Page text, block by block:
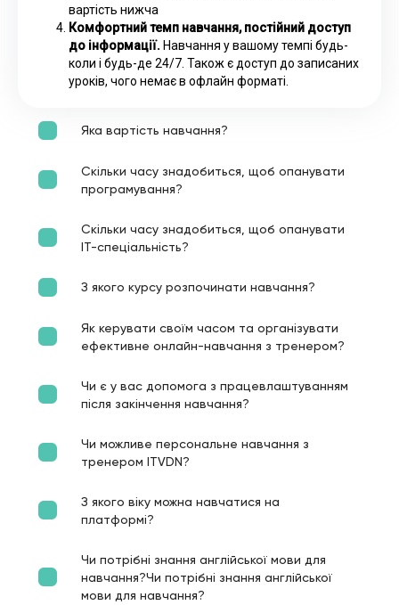
вартість нижча
Комфортний темп навчання, постійний доступ
до інформації. Навчання у вашому темпі будь-
коли і будь-де 24/7. Також є доступ до записаних
уроків, чого немає в офлайн форматі.
Яка вартість навчання?
Скільки часу знадобиться, щоб опанувати
програмування?
Скільки часу знадобиться, щоб опанувати
ІТ-спеціальність?
З якого курсу розпочинати навчання?
Як керувати своїм часом та організувати
ефективне онлайн-навчання з тренером?
Чи є у вас допомога з працевлаштуванням
після закінчення навчання?
Чи можливе персональне навчання з
тренером ITVDN?
З якого віку можна навчатися на
платформі?
Чи потрібні знання англійської мови для
навчання?Чи потрібні знання англійської
мови для навчання?